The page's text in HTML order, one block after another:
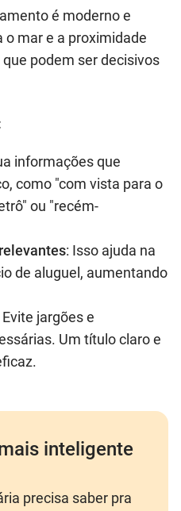
é moderno e
o mar e a proximidade
podem ser decisivos
informações que
como "com vista para o
ou "recém-
: Isso ajuda na
de aluguel, aumentando
Evite jargões e
Um título claro e
inteligente
precisa saber pra